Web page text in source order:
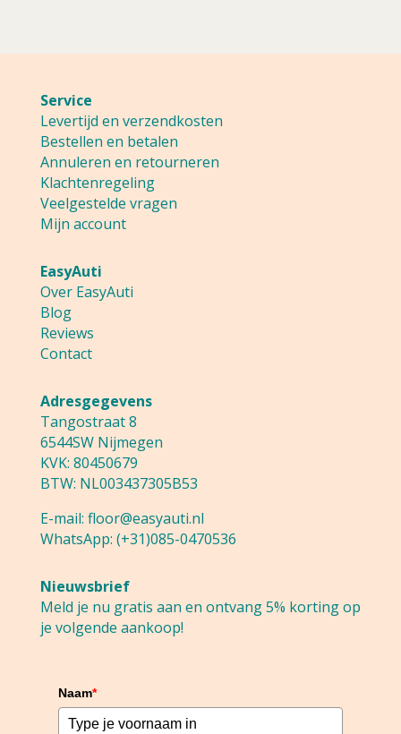
Service
Levertijd en verzendkosten
Bestellen en betalen
Annuleren en retourneren
Klachtenregeling
Veelgestelde vragen
Mijn account
EasyAuti
Over EasyAuti
Blog
Reviews
Contact
Adresgegevens
Tangostraat 8
6544SW Nijmegen
KVK: 80450679
BTW: NL003437305B53
E-mail: floor@easyauti.nl
WhatsApp: (+31)085-0470536
Nieuwsbrief
Meld je nu gratis aan en ontvang 5% korting op
je volgende aankoop!
Naam*